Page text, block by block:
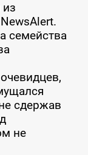
семейства
сдержав
не